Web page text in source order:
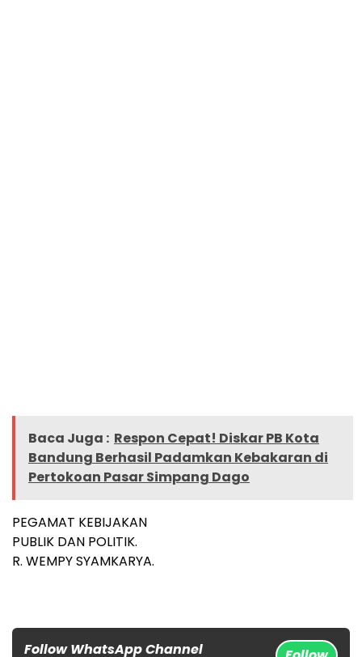
Baca Juga : Respon Cepat! Diskar PB Kota
Bandung Berhasil Padamkan Kebakaran di
Pertokoan Pasar Simpang Dago
PEGAMAT KEBIJAKAN
PUBLIK DAN POLITIK.
R. WEMPY SYAMKARYA.
Follow WhatsApp Channel